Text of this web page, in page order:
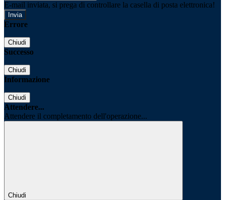
E-mail inviata, si prega di controllare la casella di posta elettronica!
Errore
Chiudi
Successo
Chiudi
Informazione
Chiudi
Attendere...
Attendere il completamento dell'operazione...
Chiudi